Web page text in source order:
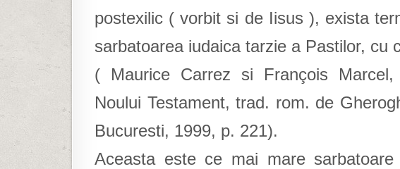
postexilic ( vorbit si de Iisus ), exista
sarbatoarea iudaica tarzie a Pastilor, cu
( Maurice Carrez si François Marcel,
Noului Testament, trad. rom. de
Bucuresti, 1999, p. 221).
Aceasta este ce mai mare